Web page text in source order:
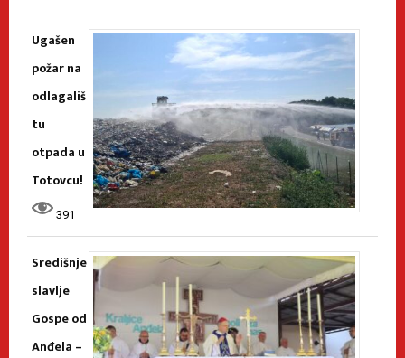
Ugašen
požar na
odlagališ
tu
otpada u
Totovcu!
391
Središnje
slavlje
Gospe od
Anđela –